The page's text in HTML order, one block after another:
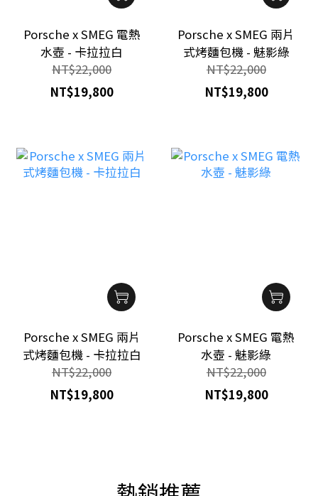
Porsche x SMEG 電熱
水壺 - 卡拉拉白
NT$22,000
NT$19,800
Porsche x SMEG 兩片
式烤麵包機 - 魅影綠
NT$22,000
NT$19,800
Porsche x SMEG 兩片
式烤麵包機 - 卡拉拉白
NT$22,000
NT$19,800
Porsche x SMEG 電熱
水壺 - 魅影綠
NT$22,000
NT$19,800